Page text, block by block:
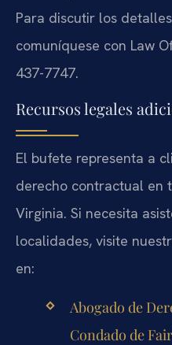
Para discutir los
comuníquese con Law
437-7747.
Recursos legales
El bufete representa a
derecho contractual en
Virginia. Si necesita
localidades, visite
en:
Abogado de
Condado de